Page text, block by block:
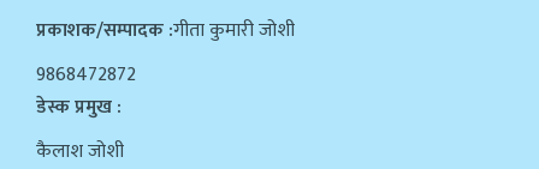
प्रकाशक/सम्पादक :गीता कुमारी जोशी
9868472872
डेस्क प्रमुख :
कैलाश जोशी